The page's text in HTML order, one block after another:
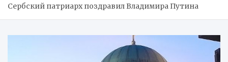
Сербский патриарх поздравил Владимира Путина